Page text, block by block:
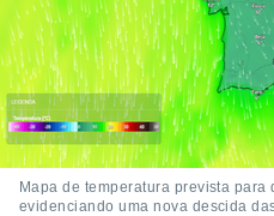
Mapa de temperatura prevista
evidenciando uma nova descida